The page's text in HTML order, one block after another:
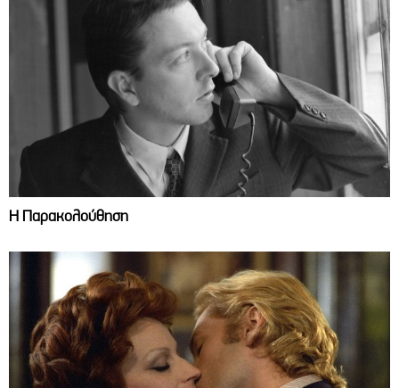
Η Παρακολούθηση